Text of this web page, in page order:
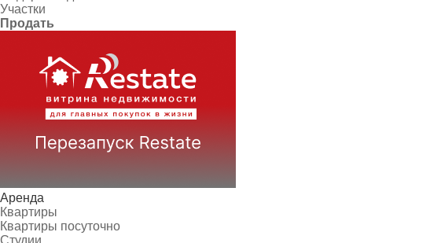
Участки
Продать
Аренда
Квартиры
Квартиры посуточно
Студии